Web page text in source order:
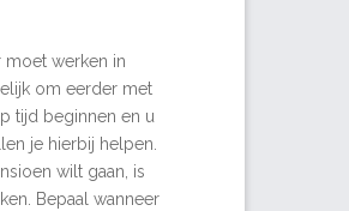
werken in
om eerder met
tijd beginnen en u
je hierbij helpen.
wilt gaan, is
Bepaal wanneer